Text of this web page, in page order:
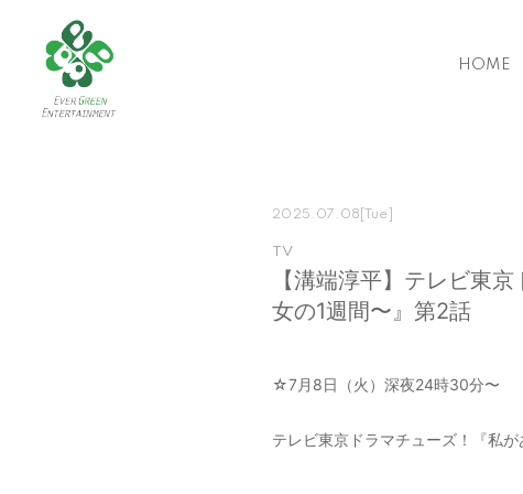
HOME
2025.07.08 [Tue]
TV
【溝端淳平】テレビ東
女の1週間〜』第2話
☆7月8日（火）深夜24時30分〜
テレビ東京ドラマチューズ！『私